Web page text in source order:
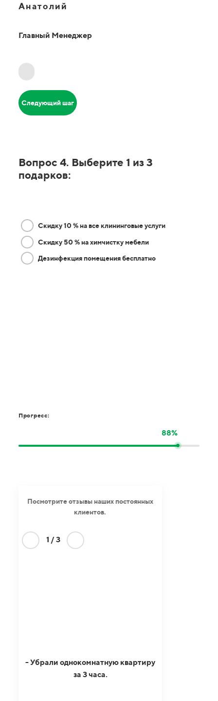
Анатолий
Главный Менеджер
Следующий шаг
Вопрос 4. Выберите 1 из 3
подарков:
Скидку 10 % на все клининговые услуги
Скидку 50 % на химчистку мебели
Дезинфекция помещения бесплатно
Прогресс:
88%
Посмотрите отзывы наших постоянных
клиентов.
1 /3
- Убрали однокомнатную квартиру
за 3 часа.